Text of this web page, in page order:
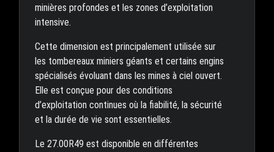
minières profondes et les zones d’exploitation
intensive.
Cette dimension est principalement utilisée sur
les tombereaux miniers géants et certains engins
spécialisés évoluant dans les mines à ciel ouvert.
Elle est conçue pour des conditions
d’exploitation continues où la fiabilité, la sécurité
et la durée de vie sont essentielles.
Le 27.00R49 est disponible en différentes